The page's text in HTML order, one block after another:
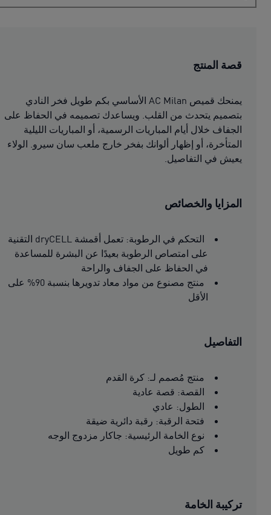
قصة المنتج
يمنحك قميص AC Milan الأساسي بكم طويل فخر النادي
بتصميم يتحدث من القلب. ويساعدك تصميمه في الحفاظ على
الجفاف خلال أيام المباريات الرسمية، أو المباريات الليلية
المتأخرة، أو إظهار ألوانك بفخر خارج ملعب سان سيرو. الولاء
يعيش في التفاصيل.
المزايا والخصائص
التحكم في الرطوبة: تعمل أقمشة dryCELL التقنية
على امتصاص الرطوبة بعيدًا عن البشرة للمساعدة
في الحفاظ على الجفاف والراحة
منتج مصنوع من مواد معاد تدويرها بنسبة 90% على
الأقل
التفاصيل
منتج مُصمم لـ: كرة القدم
القصة: قصة عادية
الطول: عادي
فتحة الرقبة: رقبة دائرية ضيقة
نوع الخامة الرئيسية: جاكار مزدوج الوجه
كم طويل
تركيبة الخامة